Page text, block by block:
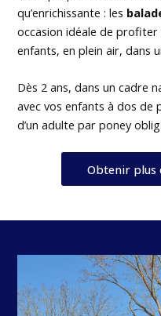
qu’enrichissante : les
occasion idéale de profiter
enfants, en plein air, dans
Dès 2 ans, dans un cadre
avec vos enfants à dos de
d’un adulte par poney
Obtenir plus